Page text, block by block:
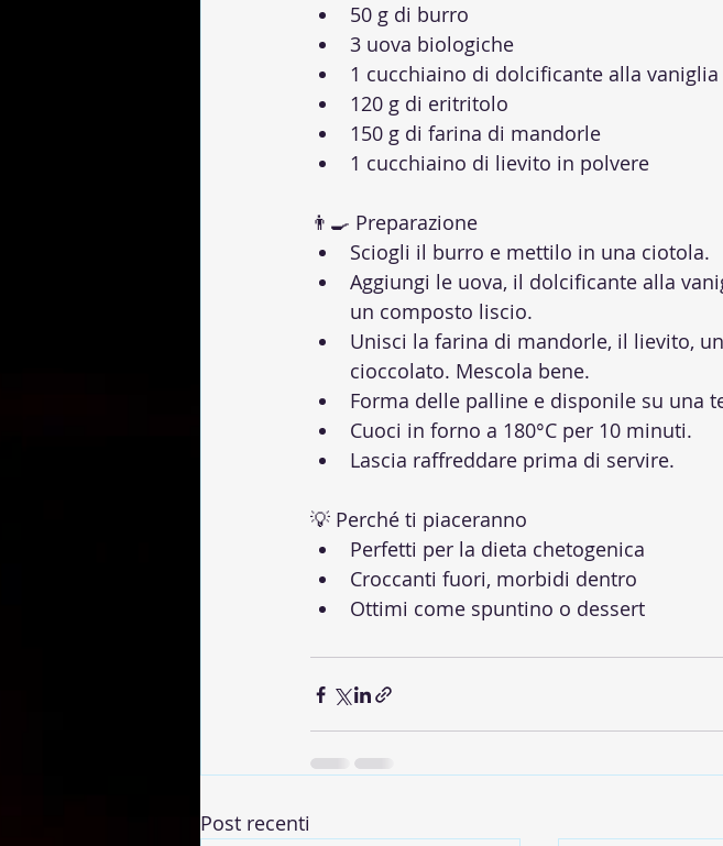
50 g di burro
3 uova biologiche
1 cucchiaino di dolcificante alla vaniglia
120 g di eritritolo
150 g di farina di mandorle
1 cucchiaino di lievito in polvere
👨‍🍳 Preparazione
Sciogli il burro e mettilo in una ciotola.
Aggiungi le uova, il dolcificante alla
un composto liscio.
Unisci la farina di mandorle, il lievito,
cioccolato. Mescola bene.
Forma delle palline e disponile su una
Cuoci in forno a 180°C per 10 minuti.
Lascia raffreddare prima di servire.
💡 Perché ti piaceranno
Perfetti per la dieta chetogenica
Croccanti fuori, morbidi dentro
Ottimi come spuntino o dessert
Post recenti